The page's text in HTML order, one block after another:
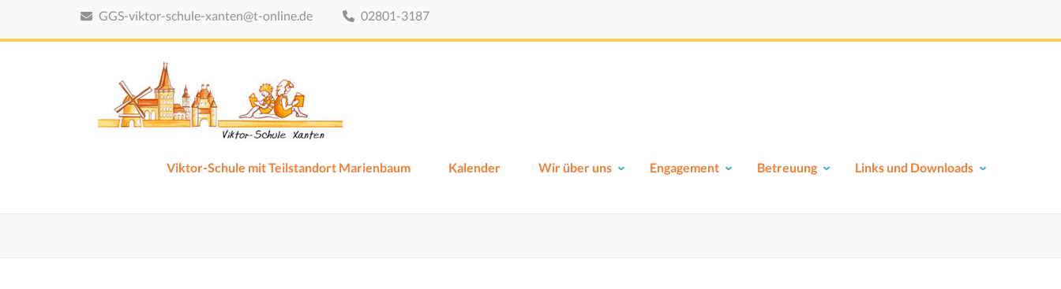
springen
GGS-viktor-schule-xanten@t-online.de 02801-3187
Viktor-Schule mit Teilstandort Marienbaum Kalender Wir über uns Engagement Betreuung Links und Downloads